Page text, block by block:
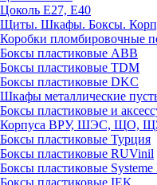
Цоколь Е27, E40
Щиты. Шкафы. Боксы.
Коробки пломбировочные
Боксы пластиковые ABB
Боксы пластиковые TDM
Боксы пластиковые DKC
Шкафы металлические
Боксы пластиковые и
Корпуса ВРУ, ШЭС, ЩО,
Боксы пластиковые Турция
Боксы пластиковые RUVinil
Боксы пластиковые Systeme
Боксы пластиковые IEK